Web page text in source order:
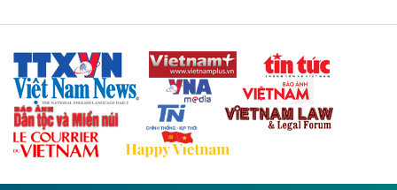
Thái Nguyên và các tỉnh trung du, miền núi phía Bắc
với hệ thống cửa khẩu quốc tế tại Lạng Sơn.
Theo baodautu.vn
Đề xuất đầu tư 11.500 tỷ đồng xây dựng cao
tốc CT.11 qua Ninh Bình